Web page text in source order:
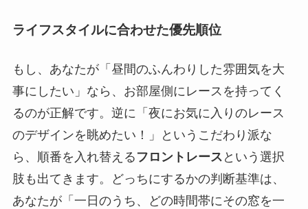
ライフスタイルに合わせた優先順位
もし、あなたが「昼間のふんわりした雰囲気を大
事にしたい」なら、お部屋側にレースを持ってく
るのが正解です。逆に「夜にお気に入りのレース
のデザインを眺めたい！」というこだわり派な
ら、順番を入れ替える フロントレース という選択
肢も出てきます。どっちにするかの判断基準は、
あなたが「一日のうち、どの時間帯にその窓を一